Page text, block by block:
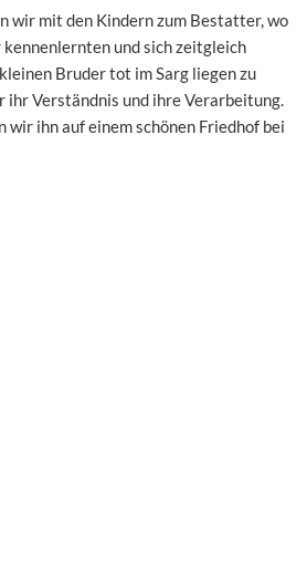
wir mit den Kindern zum Bestatter, wo
und sich zeitgleich
Bruder tot im Sarg liegen zu
ihr Verständnis und ihre Verarbeitung.
wir ihn auf einem schönen Friedhof bei